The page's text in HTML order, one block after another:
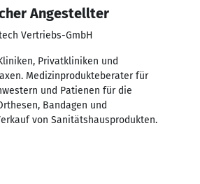
Angestellter
Vertriebs-GmbH
Privatkliniken und
Medizinprodukteberater für
und Patienen für die
Bandagen und
von Sanitätshausprodukten.